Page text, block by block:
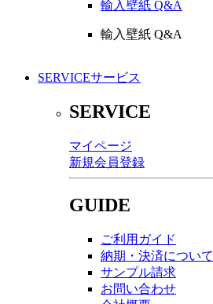
輸入壁紙 Q&A
輸入壁紙 Q&A
SERVICEサービス
SERVICE
マイページ
新規会員登録
GUIDE
ご利用ガイド
納期・決済について
サンプル請求
お問い合わせ